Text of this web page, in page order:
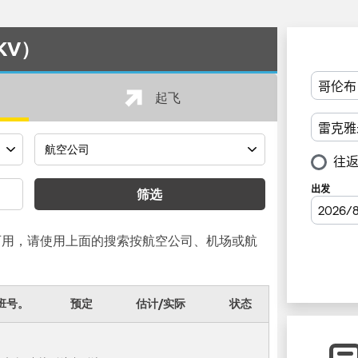
）
起飞
筛选
，请使用上面的搜索按航空公司、机场或航
号。 预定 估计/实际 状态